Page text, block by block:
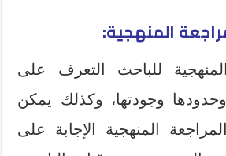
المنهجية:
للباحث التعرف على
وحدودها وجودتها، وكذلك يمكن
المنهجية الإجابة على